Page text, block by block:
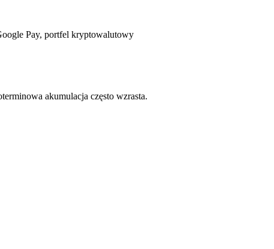
Pay, portfel kryptowalutowy
akumulacja często wzrasta.